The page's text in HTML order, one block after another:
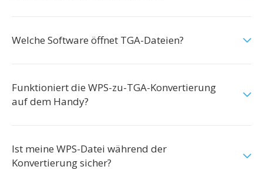
Welche Software öffnet TGA-Dateien?
Funktioniert die WPS-zu-TGA-Konvertierung
auf dem Handy?
Ist meine WPS-Datei während der
Konvertierung sicher?